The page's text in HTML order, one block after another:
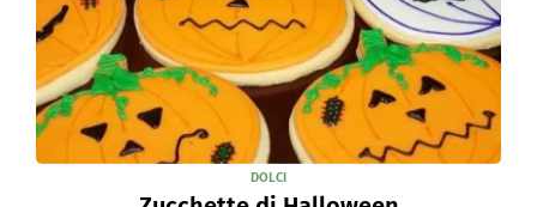
DOLCI